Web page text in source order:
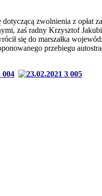
zwolnienia z opłat za
zaś radny Krzysztof
się do marszałka
przebiegu